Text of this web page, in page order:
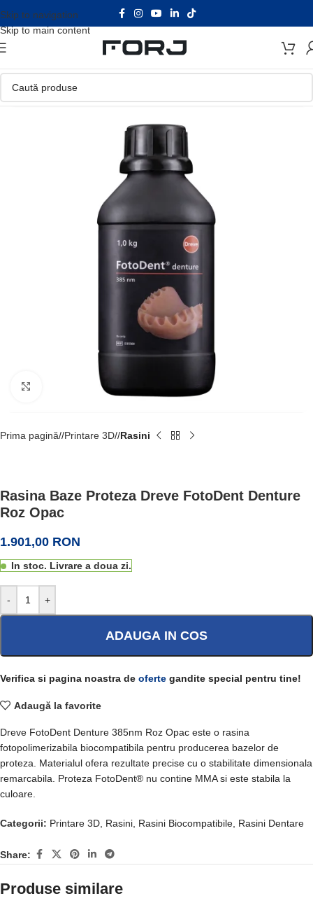
Skip to navigation
Skip to main content
Faceți click pentru a mări
Prima pagină/ Printare 3D/ Rasini
Rasina Baze Proteza Dreve FotoDent Denture
Roz Opac
1.901,00 RON
In stoc. Livrare a doua zi.
- +
ADAUGA IN COS
Verifica si pagina noastra de oferte gandite special pentru tine!
Adaugă la favorite
Dreve FotoDent Denture 385nm Roz Opac este o rasina
fotopolimerizabila biocompatibila pentru producerea bazelor de
proteza. Materialul ofera rezultate precise cu o stabilitate dimensionala
remarcabila. Proteza FotoDent® nu contine MMA si este stabila la
culoare.
Categorii: Printare 3D Rasini Rasini Biocompatibile Rasini Dentare
Share:
Produse similare